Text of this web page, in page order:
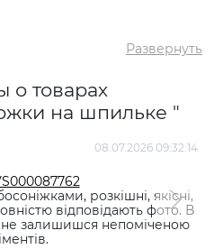
грн
VS000088254
- 1490 грн
Развернуть
о товарах
на шпильке "
08.07.2026 09:32:14
розкішні, якісні,
відповідають фото. В
не залишишся непоміченою